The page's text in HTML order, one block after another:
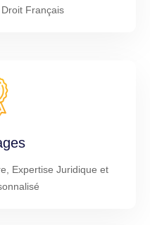
Français
Expertise Juridique et